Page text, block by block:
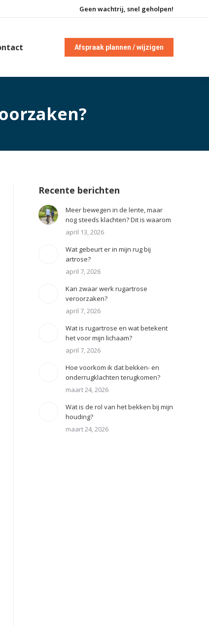
Geen wachtrij, snel geholpen!
Afspraak plannen / wijzigen
Recente berichten
Meer bewegen in de lente, maar
nog steeds klachten? Dit is waarom
april 13, 2026
Wat gebeurt er in mijn rug bij
artrose?
april 7, 2026
Kan zwaar werk rugartrose
veroorzaken?
april 7, 2026
Wat is rugartrose en wat betekent
het voor mijn lichaam?
april 7, 2026
Hoe voorkom ik dat bekken- en
onderrugklachten terugkomen?
maart 24, 2026
Wat is de rol van het bekken bij mijn
houding?
maart 24, 2026